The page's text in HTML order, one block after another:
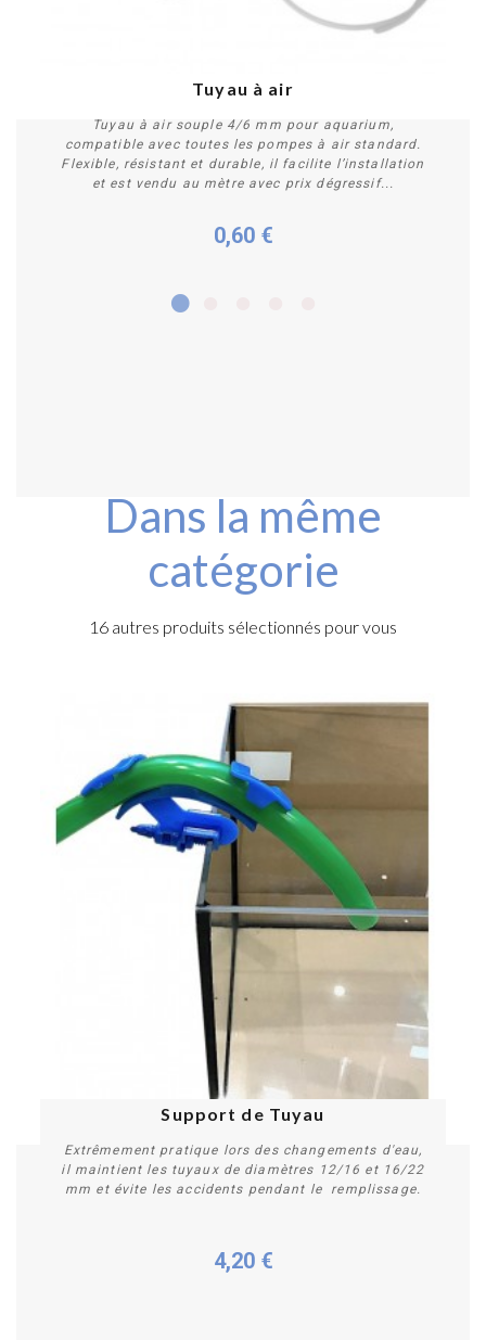
Tuyau à air
Tuyau à air souple 4/6 mm pour aquarium,
compatible avec toutes les pompes à air standard.
Flexible, résistant et durable, il facilite l’installation
et est vendu au mètre avec prix dégressif...
0,60 €
Dans la même
catégorie
16 autres produits sélectionnés pour vous
Support de Tuyau
Extrêmement pratique lors des changements d'eau,
il maintient les tuyaux de diamètres 12/16 et 16/22
mm et évite les accidents pendant le remplissage.
4,20 €